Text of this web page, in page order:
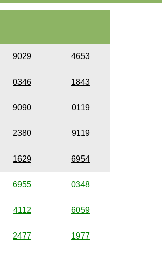
9029 4653
0346 1843
9090 0119
2380 9119
1629 6954
6955 0348
4112 6059
2477 1977